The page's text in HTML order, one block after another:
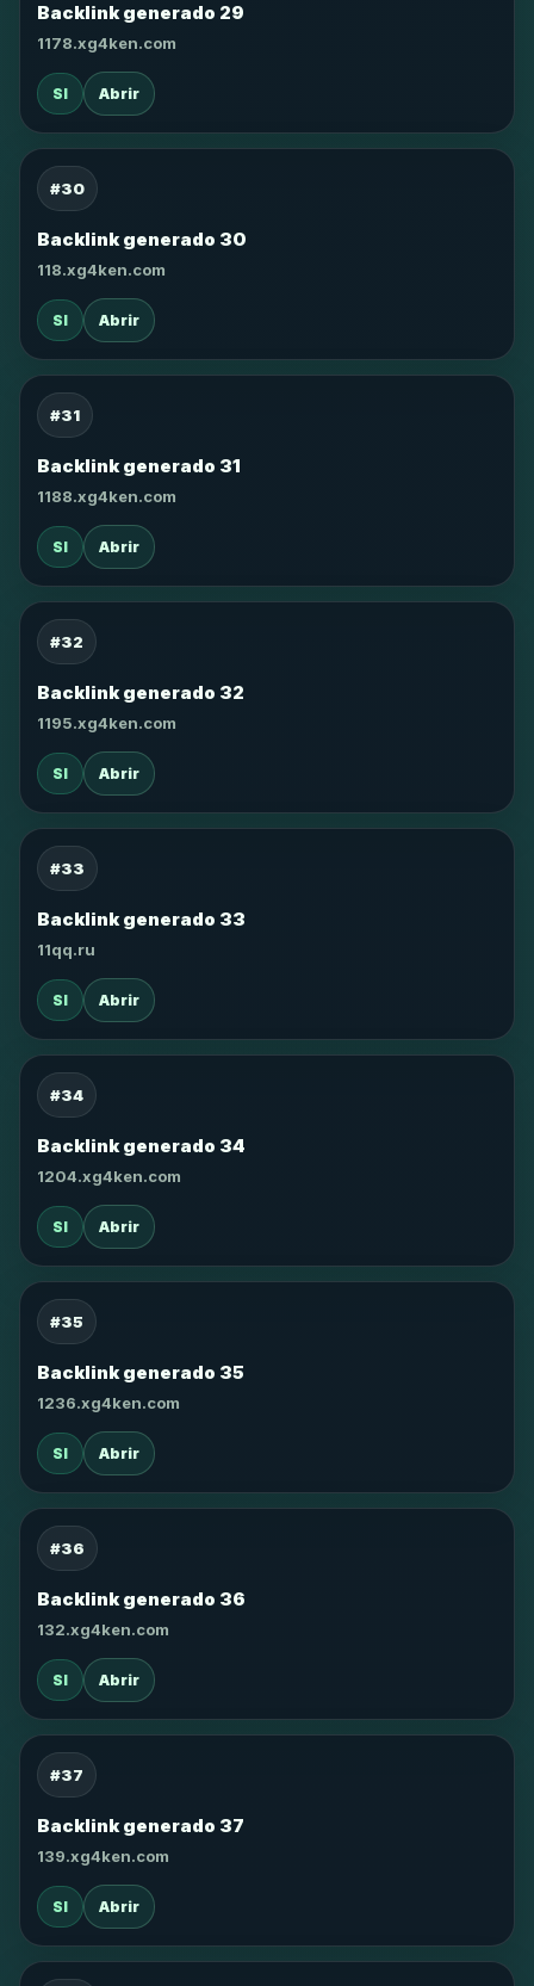
Backlink generado 29
1178.xg4ken.com
SI Abrir
#30
Backlink generado 30
118.xg4ken.com
SI Abrir
#31
Backlink generado 31
1188.xg4ken.com
SI Abrir
#32
Backlink generado 32
1195.xg4ken.com
SI Abrir
#33
Backlink generado 33
11qq.ru
SI Abrir
#34
Backlink generado 34
1204.xg4ken.com
SI Abrir
#35
Backlink generado 35
1236.xg4ken.com
SI Abrir
#36
Backlink generado 36
132.xg4ken.com
SI Abrir
#37
Backlink generado 37
139.xg4ken.com
SI Abrir